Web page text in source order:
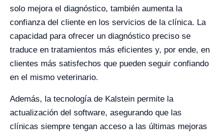
solo mejora el diagnóstico, también aumenta la
confianza del cliente en los servicios de la clínica. La
capacidad para ofrecer un diagnóstico preciso se
traduce en tratamientos más eficientes y, por ende, en
clientes más satisfechos que pueden seguir confiando
en el mismo veterinario.
Además, la tecnología de Kalstein permite la
actualización del software, asegurando que las
clínicas siempre tengan acceso a las últimas mejoras